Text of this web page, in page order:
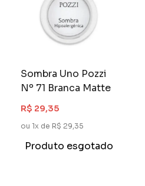
Sombra Uno Pozzi
Nº 71 Branca Matte
R$ 29,35
ou 1x de R$ 29,35
Produto esgotado